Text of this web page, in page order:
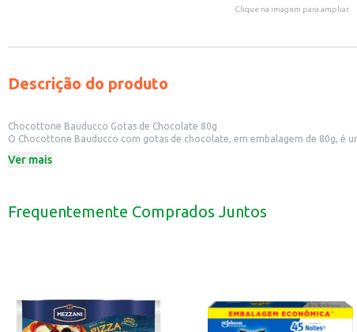
Clique na imagem para ampliar.
Descrição do produto
Chocottone Bauducco Gotas de Chocolate 80g
O Chocottone Bauducco com gotas de chocolate, em embalagem de 80g,
Dicas de uso:
O Chocottone Bauducco 80g é uma escolha saborosa e conveniente para
Ver mais
Frequentemente Comprados Juntos